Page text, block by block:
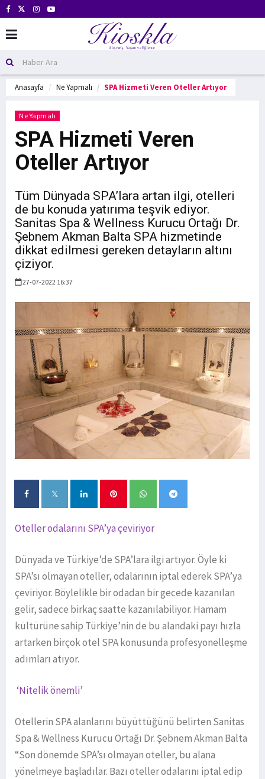
Anasayfa Ne Yapmalı SPA Hizmeti Veren Oteller Artıyor
Ne Yapmalı
SPA Hizmeti Veren
Oteller Artıyor
Tüm Dünyada SPA’lara artan ilgi, otelleri
de bu konuda yatırıma teşvik ediyor.
Sanitas Spa & Wellness Kurucu Ortağı Dr.
Şebnem Akman Balta SPA hizmetinde
dikkat edilmesi gereken detayların altını
çiziyor.
27-07-2022 16:37
Oteller odalarını SPA’ya çeviriyor
Dünyada ve Türkiye’de SPA’lara ilgi artıyor. Öyle ki
SPA’sı olmayan oteller, odalarının iptal ederek SPA’ya
çeviriyor. Böylelikle bir odadan bir gecede kazanılan
gelir, sadece birkaç saatte kazanılabiliyor. Hamam
kültürüne sahip Türkiye’nin de bu alandaki payı hızla
artarken birçok otel SPA konusunda profesyonelleşme
adımları atıyor.
‘Nitelik önemli’
Otellerin SPA alanlarını büyüttüğünü belirten Sanitas
Spa & Wellness Kurucu Ortağı Dr. Şebnem Akman Balta
“Son dönemde SPA’sı olmayan oteller, bu alana
yönelmeye başladılar. Bazı oteller odalarını iptal edip